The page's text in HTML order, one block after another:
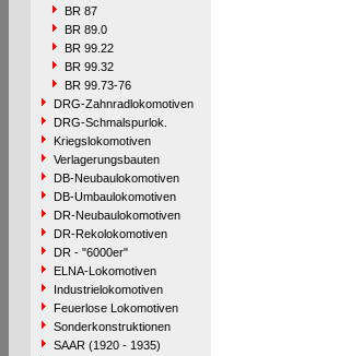
BR 87
BR 89.0
BR 99.22
BR 99.32
BR 99.73-76
DRG-Zahnradlokomotiven
DRG-Schmalspurlok.
Kriegslokomotiven
Verlagerungsbauten
DB-Neubaulokomotiven
DB-Umbaulokomotiven
DR-Neubaulokomotiven
DR-Rekolokomotiven
DR - "6000er"
ELNA-Lokomotiven
Industrielokomotiven
Feuerlose Lokomotiven
Sonderkonstruktionen
SAAR (1920 - 1935)